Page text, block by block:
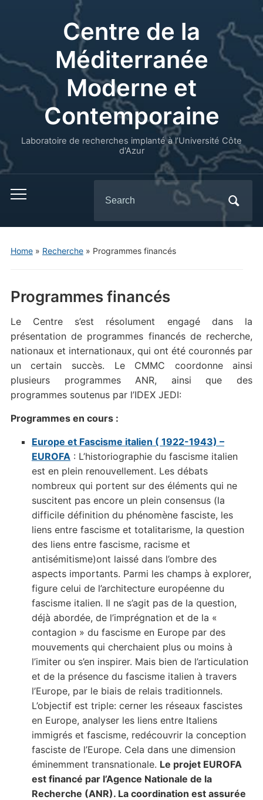
Centre de la
Méditerranée
Moderne et
Contemporaine
Laboratoire de recherches implanté à l’Université Côte
d'Azur
for:
Home» Recherche» Programmes financés
Programmes financés
Le Centre s’est résolument engagé dans la
présentation de programmes financés de recherche,
nationaux et internationaux, qui ont été couronnés par
un certain succès. Le CMMC coordonne ainsi
plusieurs programmes ANR, ainsi que des
programmes soutenus par l’IDEX JEDI:
Programmes en cours :
Europe et Fascisme italien ( 1922-1943) –
EUROFA: L’historiographie du fascisme italien
est en plein renouvellement. Les débats
nombreux qui portent sur des éléments qui ne
suscitent pas encore un plein consensus (la
difficile définition du phénomène fasciste, les
liens entre fascisme et totalitarisme, la question
des liens entre fascisme, racisme et
antisémitisme)ont laissé dans l’ombre des
aspects importants. Parmi les champs à explorer,
figure celui de l’architecture européenne du
fascisme italien. Il ne s’agit pas de la question,
déjà abordée, de l’imprégnation et de la «
contagion » du fascisme en Europe par des
mouvements qui cherchaient plus ou moins à
l’imiter ou s’en inspirer. Mais bien de l’articulation
et de la présence du fascisme italien à travers
l’Europe, par le biais de relais traditionnels.
L’objectif est triple: cerner les réseaux fascistes
en Europe, analyser les liens entre Italiens
immigrés et fascisme, redécouvrir la conception
fasciste de l’Europe. Cela dans une dimension
éminemment transnationale. Le projet EUROFA
est financé par l’Agence Nationale de la
Recherche (ANR). La coordination est assurée